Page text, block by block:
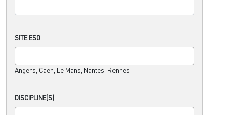
SITE ESO
Angers, Caen, Le Mans, Nantes, Rennes
DISCIPLINE(S)